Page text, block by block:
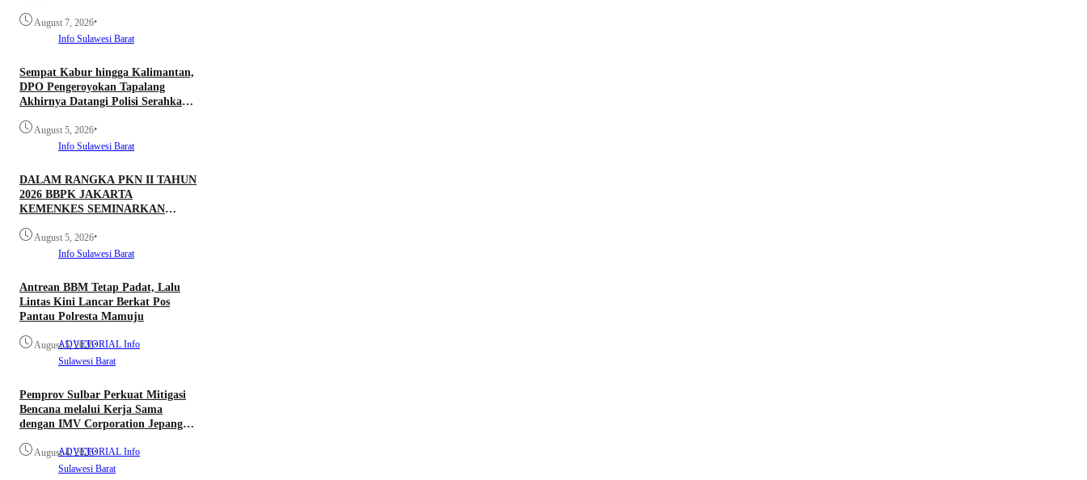
August 7, 2026•
Info Sulawesi Barat
Sempat Kabur hingga Kalimantan,
DPO Pengeroyokan Tapalang
Akhirnya Datangi Polisi Serahkan
August 5, 2026•
Info Sulawesi Barat
DALAM RANGKA PKN II TAHUN
2026 BBPK JAKARTA
KEMENKES SEMINARKAN
PROYEK PERUBAHAN KETUK
DOORS BHABINKAMTIBMAS
HUKUM POLDA SULAWESI
BARAT
August 5, 2026•
Info Sulawesi Barat
Antrean BBM Tetap Padat, Lalu
Lintas Kini Lancar Berkat Pos
Pantau Polresta Mamuju
August 5, 2026•
ADVETORIAL Info
Sulawesi Barat
Pemprov Sulbar Perkuat Mitigasi
Bencana melalui Kerja Sama
dengan IMV Corporation Jepang
August 4, 2026•
ADVETORIAL Info
Sulawesi Barat